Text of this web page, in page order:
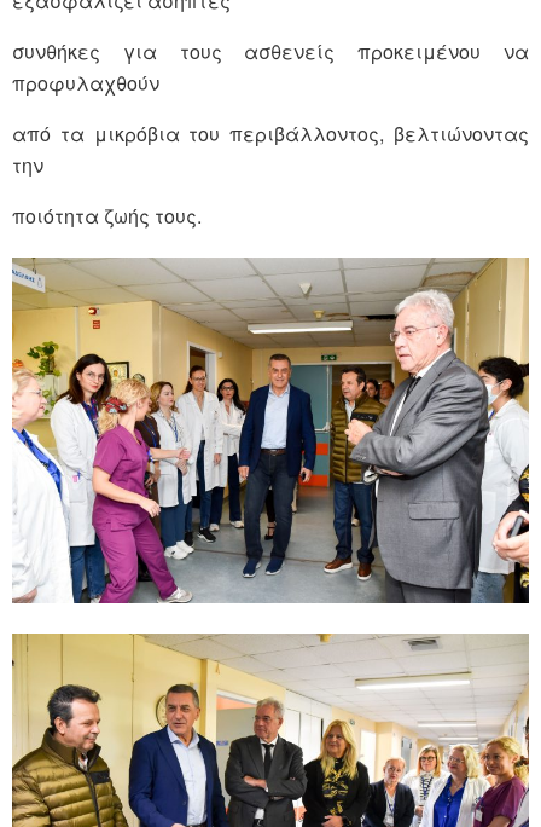
συνθήκες για τους ασθενείς προκειμένου να
προφυλαχθούν
από τα μικρόβια του περιβάλλοντος, βελτιώνοντας
την
ποιότητα ζωής τους.